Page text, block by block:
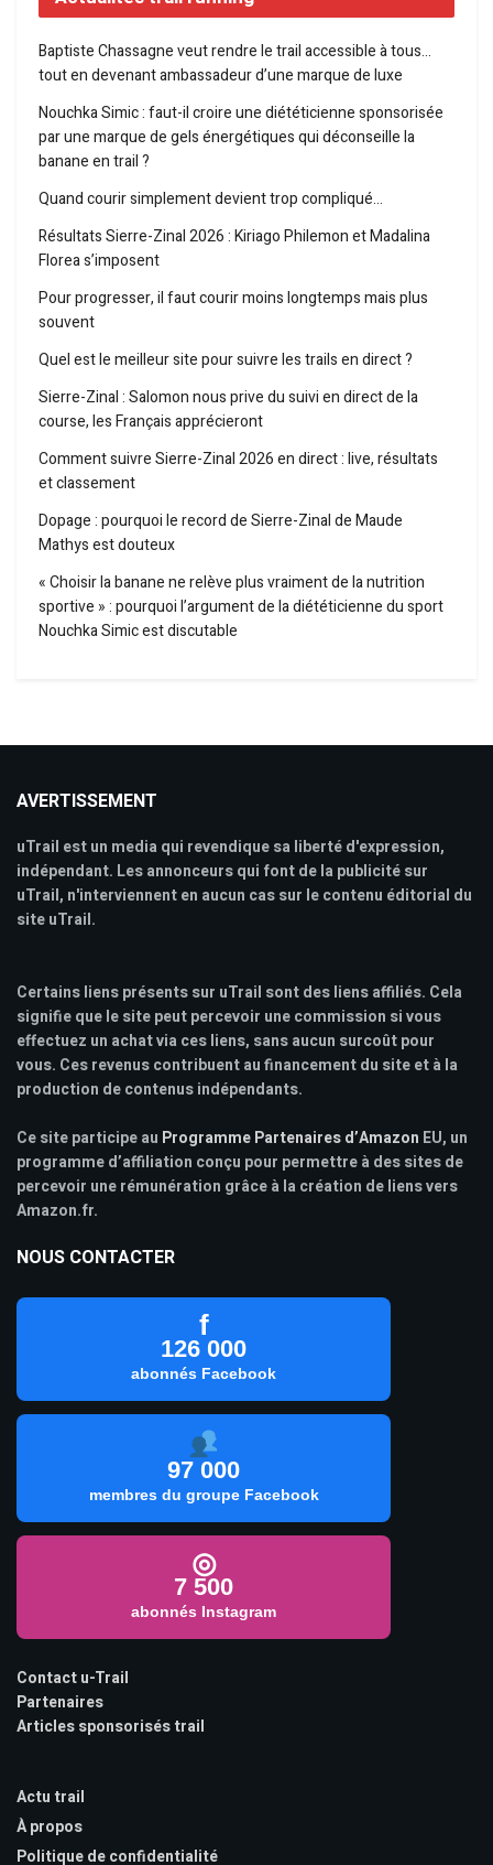
Baptiste Chassagne veut rendre le trail accessible à tous…
tout en devenant ambassadeur d’une marque de luxe
Nouchka Simic : faut-il croire une diététicienne sponsorisée
par une marque de gels énergétiques qui déconseille la
banane en trail ?
Quand courir simplement devient trop compliqué…
Résultats Sierre-Zinal 2026 : Kiriago Philemon et Madalina
Florea s’imposent
Pour progresser, il faut courir moins longtemps mais plus
souvent
Quel est le meilleur site pour suivre les trails en direct ?
Sierre-Zinal : Salomon nous prive du suivi en direct de la
course, les Français apprécieront
Comment suivre Sierre-Zinal 2026 en direct : live, résultats
et classement
Dopage : pourquoi le record de Sierre-Zinal de Maude
Mathys est douteux
« Choisir la banane ne relève plus vraiment de la nutrition
sportive » : pourquoi l’argument de la diététicienne du sport
Nouchka Simic est discutable
AVERTISSEMENT
uTrail est un media qui revendique sa liberté d'expression,
indépendant. Les annonceurs qui font de la publicité sur
uTrail, n'interviennent en aucun cas sur le contenu éditorial du
site uTrail.
Certains liens présents sur uTrail sont des liens affiliés. Cela
signifie que le site peut percevoir une commission si vous
effectuez un achat via ces liens, sans aucun surcoût pour
vous. Ces revenus contribuent au financement du site et à la
production de contenus indépendants.
Ce site participe au Programme Partenaires d’Amazon EU, un
programme d’affiliation conçu pour permettre à des sites de
percevoir une rémunération grâce à la création de liens vers
Amazon.fr.
NOUS CONTACTER
f
126 000
abonnés Facebook
97 000
membres du groupe Facebook
◎
7 500
abonnés Instagram
Contact u-Trail
Partenaires
Articles sponsorisés trail
Actu trail
À propos
Politique de confidentialité